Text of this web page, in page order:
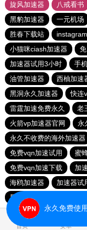
旋风加速器
八戒看书
黑豹加速器
一元机场
胜春下载站
小猫咪ciash加速器
加速器试用3小时
手
油管加速器
西柚加速
黑洞永久加速器
快连
雷霆加速免费永久
老
火箭vp加速器官网
永
永久不收费的海外加速器
免费vqn加速试用
蜜
免费vqn加速下载
加
海鸥加速器
加速器试
黑洞加速
首页 安卓
永久免费使